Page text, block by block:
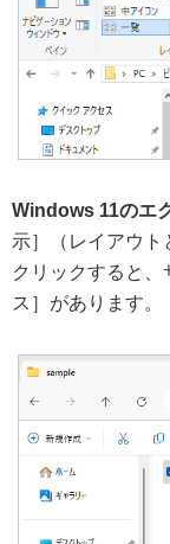
Windows 11のエ
示］（レイアウト
クリックすると、
ス］があります。